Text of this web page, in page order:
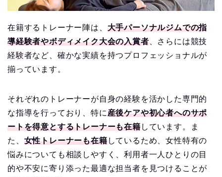
在籍するトレーナー陣は、 大手パーソナルジムでの指
導経験者やボディメイク大会の入賞者、さらには競技
経験者など、確かな実績を持つプロフェッショナルが
揃っています。
それぞれのトレーナーが自身の経験を活かした専門的
な指導を行っており、特に産後ケアや初心者へのサポ
ートを得意とするトレーナーも在籍しています。ま
た、 女性トレーナーも在籍しているため、女性特有の
悩みについても相談しやすく、利用者一人ひとりの目
的や不安に寄り添った最適な担当者を見つけることが